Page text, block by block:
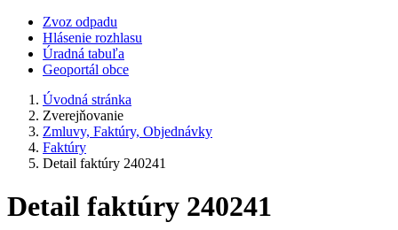
Zvoz odpadu
Hlásenie rozhlasu
Úradná tabuľa
Geoportál obce
Úvodná stránka
Zverejňovanie
Zmluvy, Faktúry, Objednávky
Faktúry
Detail faktúry 240241
Detail faktúry 240241